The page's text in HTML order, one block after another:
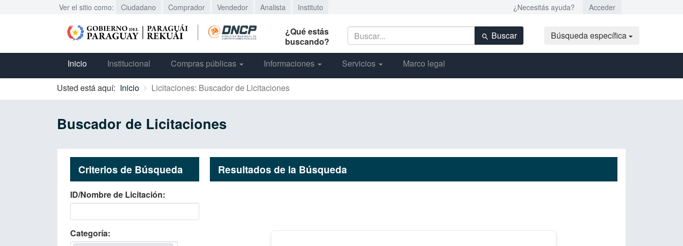
Ver el sitio como: Ciudadano Comprador Vendedor Analista Instituto ¿Necesitás ayuda? Acceder
¿Qué estás
buscando?
Buscar Búsqueda específica
Inicio Institucional Compras públicas Informaciones Servicios Marco legal
Usted está aquí: Inicio Licitaciones: Buscador de Licitaciones
Buscador de Licitaciones
Criterios de Búsqueda
ID/Nombre de Licitación
Categoría
Resultados de la Búsqueda